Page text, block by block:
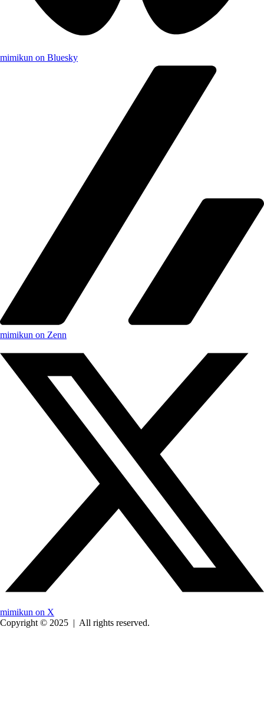
mimikun on Bluesky
mimikun on Zenn
mimikun on X
Copyright © 2025 | All rights reserved.